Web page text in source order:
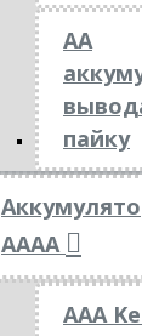
АА
пайку
АААА
AAA